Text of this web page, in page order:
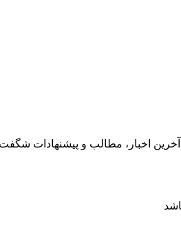
اخبار، مطالب و پیشنهادات شگفت انگیز